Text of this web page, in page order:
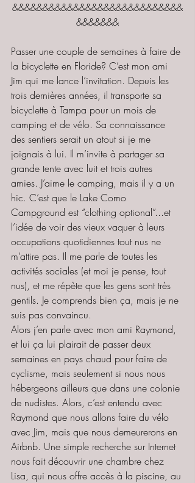
&&&&&&&&&&&&&&&&&&&&&&&&&&&&
&&&&&&&
Passer une couple de semaines à faire de
la bicyclette en Floride? C’est mon ami
Jim qui me lance l’invitation. Depuis les
trois dernières années, il transporte sa
bicyclette à Tampa pour un mois de
camping et de vélo. Sa connaissance
des sentiers serait un atout si je me
joignais à lui. Il m’invite à partager sa
grande tente avec luit et trois autres
amies. J’aime le camping, mais il y a un
hic. C’est que le Lake Como
Campground est “clothing optional”...et
l’idée de voir des vieux vaquer à leurs
occupations quotidiennes tout nus ne
m’attire pas. Il me parle de toutes les
activités sociales (et moi je pense, tout
nus), et me répète que les gens sont très
gentils. Je comprends bien ça, mais je ne
suis pas convaincu.
Alors j’en parle avec mon ami Raymond,
et lui ça lui plairait de passer deux
semaines en pays chaud pour faire de
cyclisme, mais seulement si nous nous
hébergeons ailleurs que dans une colonie
de nudistes. Alors, c’est entendu avec
Raymond que nous allons faire du vélo
avec Jim, mais que nous demeurerons en
Airbnb. Une simple recherche sur Internet
nous fait découvrir une chambre chez
Lisa, qui nous offre accès à la piscine, au